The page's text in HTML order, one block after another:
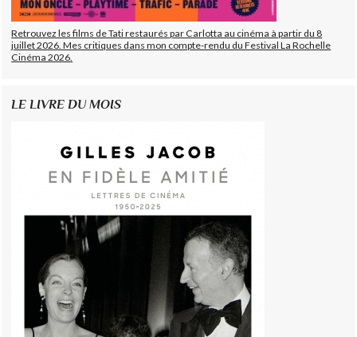
Retrouvez les films de Tati restaurés par Carlotta au cinéma à partir du 8
juillet 2026. Mes critiques dans mon compte-rendu du Festival La Rochelle
Cinéma 2026.
LE LIVRE DU MOIS